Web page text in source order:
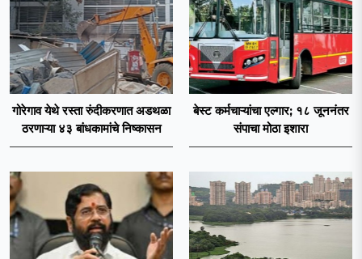
गोरेगाव येथे रस्ता रुंदीकरणात अडथळा
ठरणाऱ्या ४३ बांधकामांचे निष्कासन
बेस्ट कर्मचाऱ्यांचा एल्गार; १८ जूननंतर
संपाचा मोठा इशारा